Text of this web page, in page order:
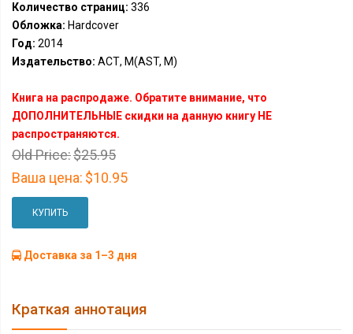
Количество страниц: 336
Обложка: Hardcover
Год: 2014
Издательство: АСТ, М(AST, M)
Книга на распродаже. Обратите внимание, что
ДОПОЛНИТЕЛЬНЫЕ скидки на данную книгу НЕ
распространяются.
Old Price:$25.95
Ваша цена: $10.95
КУПИТЬ
Доставка за 1–3 дня
Краткая аннотация